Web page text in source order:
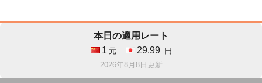
本日の適用レート
1 元 = 29.99
円
2026年8月8日更新